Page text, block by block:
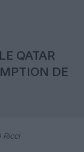
QATAR
DE
Ricci